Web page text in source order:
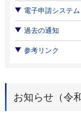
電子申請システム
過去の通知
参考リンク
お知らせ（令